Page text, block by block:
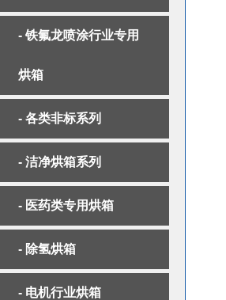
- 铁氟龙喷涂行业专用
烘箱
- 各类非标系列
- 洁净烘箱系列
- 医药类专用烘箱
- 除氢烘箱
- 电机行业烘箱